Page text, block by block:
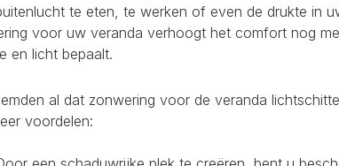
te eten, te werken of even de drukte in
voor uw veranda verhoogt het comfort nog
en licht bepaalt.
al dat zonwering voor de veranda
voordelen: